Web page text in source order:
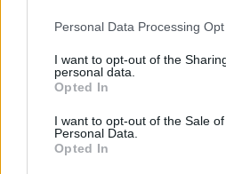
Personal Data Processing
I want to opt-out of the
personal data.
Opted In
I want to opt-out of the Sale
Personal Data.
Opted In